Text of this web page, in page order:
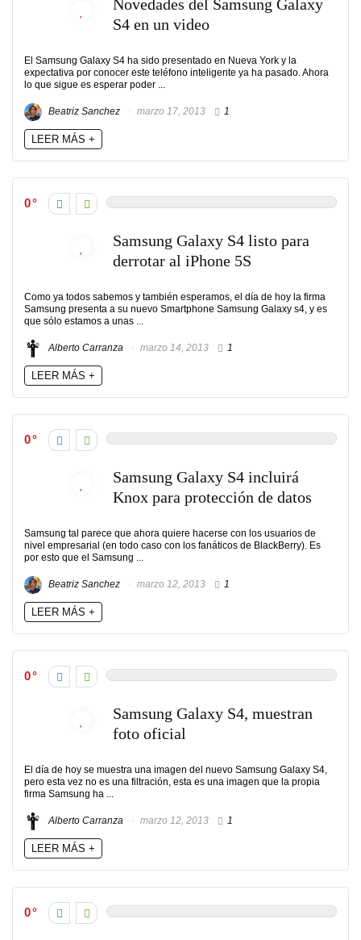
Novedades del Samsung Galaxy
S4 en un video
El Samsung Galaxy S4 ha sido presentado en Nueva York y la
expectativa por conocer este teléfono inteligente ya ha pasado. Ahora
lo que sigue es esperar poder ...
Beatriz Sanchez marzo 17, 2013 1
LEER MÁS +
0
Samsung Galaxy S4 listo para
derrotar al iPhone 5S
Como ya todos sabemos y también esperamos, el día de hoy la firma
Samsung presenta a su nuevo Smartphone Samsung Galaxy s4, y es
que sólo estamos a unas ...
Alberto Carranza marzo 14, 2013 1
LEER MÁS +
0
Samsung Galaxy S4 incluirá
Knox para protección de datos
Samsung tal parece que ahora quiere hacerse con los usuarios de
nivel empresarial (en todo caso con los fanáticos de BlackBerry). Es
por esto que el Samsung ...
Beatriz Sanchez marzo 12, 2013 1
LEER MÁS +
0
Samsung Galaxy S4, muestran
foto oficial
El día de hoy se muestra una imagen del nuevo Samsung Galaxy S4,
pero esta vez no es una filtración, esta es una imagen que la propia
firma Samsung ha ...
Alberto Carranza marzo 12, 2013 1
LEER MÁS +
0